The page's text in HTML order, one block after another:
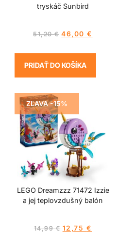
tryskáč Sunbird
51,20€ 46,00€
PRIDAŤ DO KOŠÍKA
ZĽAVA -15%
LEGO Dreamzzz 71472 Izzie
a jej teplovzdušný balón
14,99€ 12,75 €